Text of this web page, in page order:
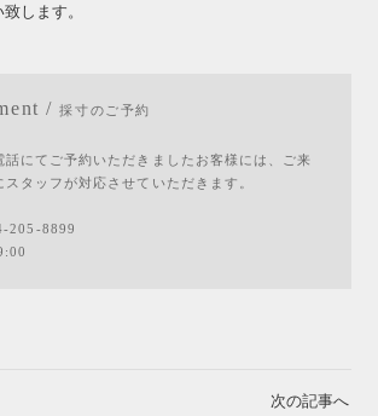
します。
/採寸のご予約
話にてご予約いただきましたお客様には、ご来
スタッフが対応させていただきます。
205-8899
次の記事へ